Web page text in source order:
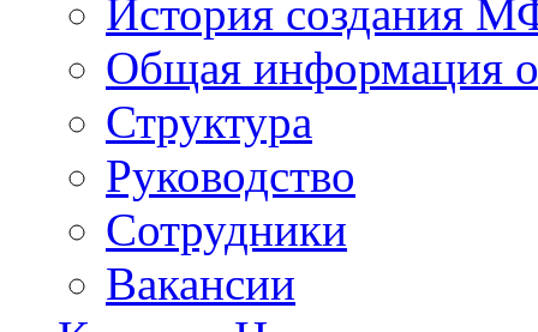
История создания
Общая
Структура
Руководство
Сотрудники
Вакансии